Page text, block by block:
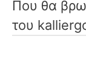
Που θα
του